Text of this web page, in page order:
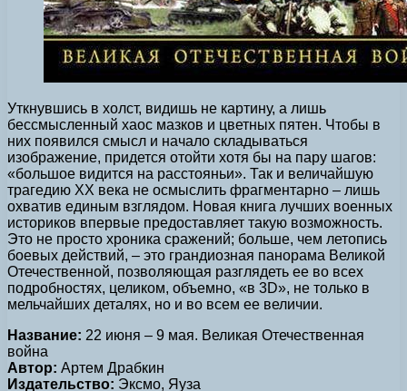
Уткнувшись в холст, видишь не картину, а лишь
бессмысленный хаос мазков и цветных пятен. Чтобы в
них появился смысл и начало складываться
изображение, придется отойти хотя бы на пару шагов:
«большое видится на расстояньи». Так и величайшую
трагедию XX века не осмыслить фрагментарно – лишь
охватив единым взглядом. Новая книга лучших военных
историков впервые предоставляет такую возможность.
Это не просто хроника сражений; больше, чем летопись
боевых действий, – это грандиозная панорама Великой
Отечественной, позволяющая разглядеть ее во всех
подробностях, целиком, объемно, «в 3D», не только в
мельчайших деталях, но и во всем ее величии.
Название: 22 июня – 9 мая. Великая Отечественная
война
Автор: Артем Драбкин
Издательство: Эксмо, Яуза